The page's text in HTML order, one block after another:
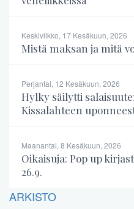
Keskiviikko, 17 Kesäkuun, 2026
Mistä maksan ja mitä
Perjantai, 12 Kesäkuun, 2026
Hylky säilytti
Kissalahteen
Maanantai, 8 Kesäkuun, 2026
Oikaisuja: Pop up
26.9.
ARKISTO